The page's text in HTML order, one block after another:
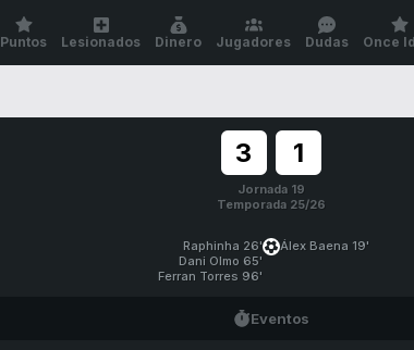
Puntos Lesionados Dinero Jugadores Dudas Once
3 1
Jornada 19
Temporada 25/26
Raphinha 26'
Dani Olmo 65'
Ferran Torres 96'
Álex Baena 19'
Eventos